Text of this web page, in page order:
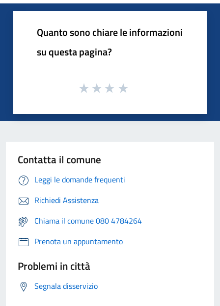
Quanto sono chiare le informazioni
su questa pagina?
Contatta il comune
Leggi le domande frequenti
Richiedi Assistenza
Chiama il comune 080 4784264
Prenota un appuntamento
Problemi in città
Segnala disservizio